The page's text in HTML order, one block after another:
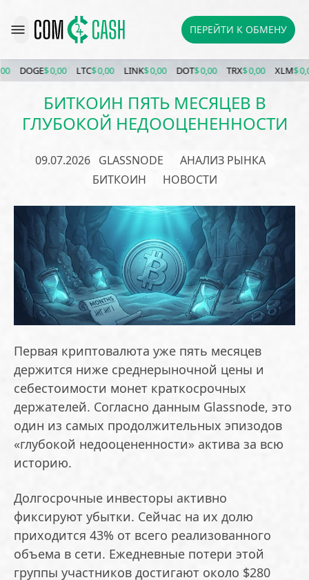
ПЕРЕЙТИ К ОБМЕНУ
DOGE$ 0,00 LTC $ 0,00 LINK$ 0,00 DOT$ 0,00 TRX$ 0,00 XLM$ 0,00
БИТКОИН ПЯТЬ МЕСЯЦЕВ В
ГЛУБОКОЙ НЕДООЦЕНЕННОСТИ
09.07.2026 GLASSNODE
АНАЛИЗ РЫНКА
БИТКОИН
НОВОСТИ
Первая криптовалюта уже пять месяцев
держится ниже среднерыночной цены и
себестоимости монет краткосрочных
держателей. Согласно данным Glassnode, это
один из самых продолжительных эпизодов
«глубокой недооцененности» актива за всю
историю.
Долгосрочные инвесторы активно
фиксируют убытки. Сейчас на их долю
приходится 43% от всего реализованного
объема в сети. Ежедневные потери этой
группы участников достигают около $280